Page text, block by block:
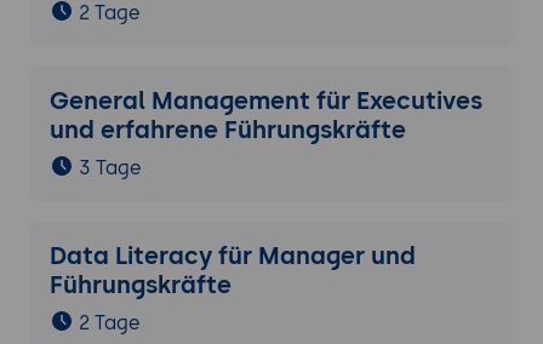
2 Tage
General Management für Executives
und erfahrene Führungskräfte
3 Tage
Data Literacy für Manager und
Führungskräfte
2 Tage